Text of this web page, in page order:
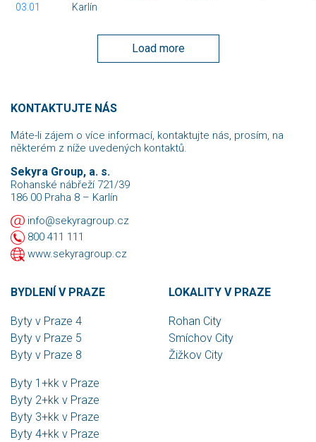
03.01
Karlín
Load more
KONTAKTUJTE NÁS
Máte-li zájem o více informací, kontaktujte nás, prosím, na
některém z níže uvedených kontaktů.
Sekyra Group, a. s.
Rohanské nábřeží 721/39
186 00 Praha 8 – Karlín
info@sekyragroup.cz
800 411 111
www.sekyragroup.cz
LOKALITY V PRAZE
Rohan City
Smíchov City
Žižkov City
BYDLENÍ V PRAZE
Byty v Praze 4
Byty v Praze 5
Byty v Praze 8
Byty 1+kk v Praze
Byty 2+kk v Praze
Byty 3+kk v Praze
Byty 4+kk v Praze